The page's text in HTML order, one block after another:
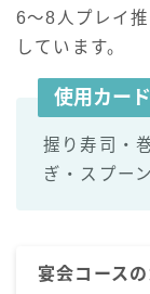
6～8人プレイ
しています。
使用カード
握り寿司・
ぎ・スプー
宴会コース